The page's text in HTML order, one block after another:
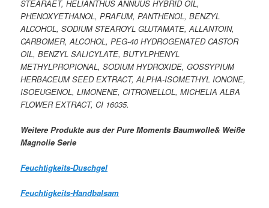
STEARAET, HELIANTHUS ANNUUS HYBRID OIL,
PHENOXYETHANOL, PRAFUM, PANTHENOL, BENZYL
ALCOHOL, SODIUM STEAROYL GLUTAMATE, ALLANTOIN,
CARBOMER, ALCOHOL, PEG-40 HYDROGENATED CASTOR
OIL, BENZYL SALICYLATE, BUTYLPHENYL
METHYLPROPIONAL, SODIUM HYDROXIDE, GOSSYPIUM
HERBACEUM SEED EXTRACT, ALPHA-ISOMETHYL IONONE,
ISOEUGENOL, LIMONENE, CITRONELLOL, MICHELIA ALBA
FLOWER EXTRACT, CI 16035.
Weitere Produkte aus der Pure Moments Baumwolle& Weiße
Magnolie Serie
Feuchtigkeits-Duschgel
Feuchtigkeits-Handbalsam